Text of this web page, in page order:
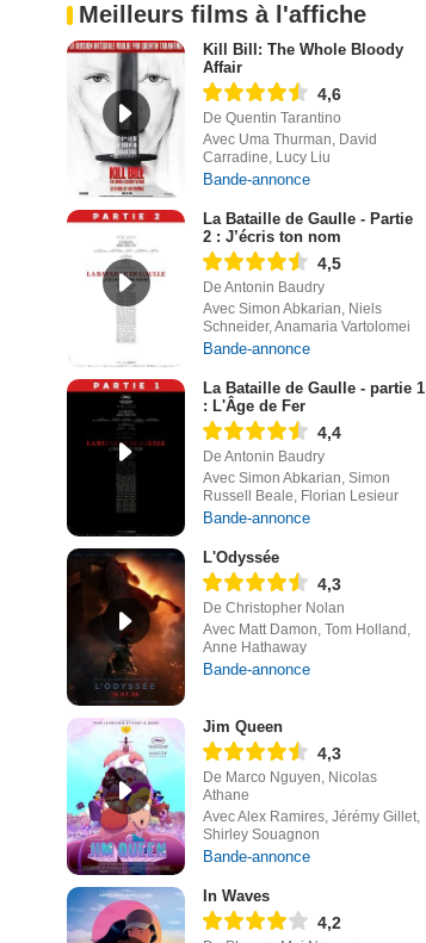
Meilleurs films à l'affiche
Kill Bill: The Whole Bloody
Affair
4,6
De Quentin Tarantino
Avec Uma Thurman, David
Carradine, Lucy Liu
Bande-annonce
La Bataille de Gaulle - Partie
2 : J’écris ton nom
4,5
De Antonin Baudry
Avec Simon Abkarian, Niels
Schneider, Anamaria Vartolomei
Bande-annonce
La Bataille de Gaulle - partie 1
: L'Âge de Fer
4,4
De Antonin Baudry
Avec Simon Abkarian, Simon
Russell Beale, Florian Lesieur
Bande-annonce
L'Odyssée
4,3
De Christopher Nolan
Avec Matt Damon, Tom Holland,
Anne Hathaway
Bande-annonce
Jim Queen
4,3
De Marco Nguyen, Nicolas
Athane
Avec Alex Ramires, Jérémy Gillet,
Shirley Souagnon
Bande-annonce
In Waves
4,2